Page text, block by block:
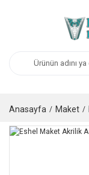
Anasayfa Maket